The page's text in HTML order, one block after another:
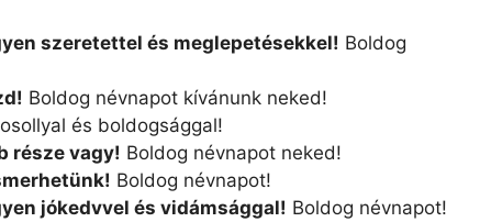
szeretettel és meglepetésekkel! Boldog
Boldog névnapot kívánunk neked!
és boldogsággal!
része vagy! Boldog névnapot neked!
Boldog névnapot!
jókedvvel és vidámsággal! Boldog névnapot!